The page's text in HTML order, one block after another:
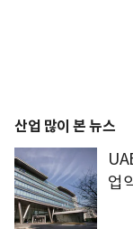
산업 많이 본 뉴스
업